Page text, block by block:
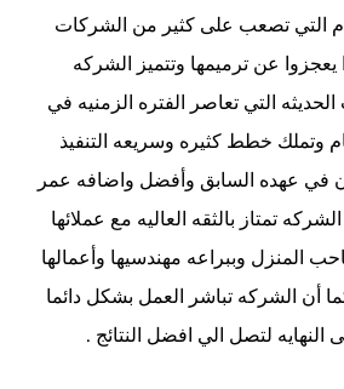
التي تصعب على كثير من الشركات
يعجزوا عن ترميمها وتتميز الشركه
التي تعاصر الفتره الزمنيه في
وتملك خطط كثيره وسريعه التنفيذ
في عهده السابق وأفضل واضافه عمر
تمتاز بالثقه العاليه مع عملائها
المنزل وببراعه مهندسيها وأعمالها
أن الشركه تباشر العمل بشكل دائما
النهايه لتصل الي افضل النتائج .